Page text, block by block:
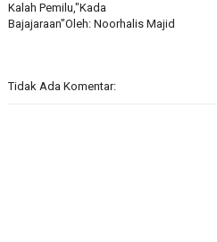
Kalah Pemilu,"Kada
Bajajaraan"Oleh: Noorhalis Majid
Tidak Ada Komentar: